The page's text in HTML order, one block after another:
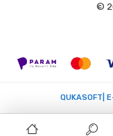
©
QUKASOFT|